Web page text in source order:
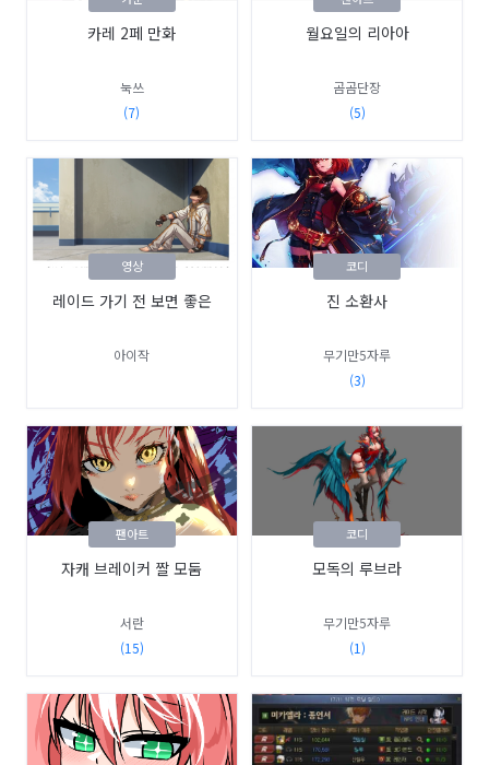
카레 2페 만화
눅쓰
(7)
월요일의 리아아
곰곰단장
(5)
레이드 가기 전 보면 좋은
아이작
영상
진 소환사
무기만5자루
(3)
코디
자캐 브레이커 짤 모둠
서란
(15)
팬아트
모독의 루브라
무기만5자루
(1)
코디